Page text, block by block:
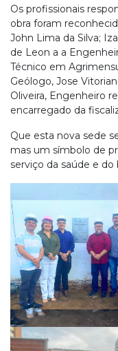
Os profissionais
obra foram
John Lima da Silva;
de Leon a a
Técnico em
Geólogo, Jose
Oliveira, Engenheiro
encarregado da
Que esta nova sede
mas um símbolo de
serviço da saúde e